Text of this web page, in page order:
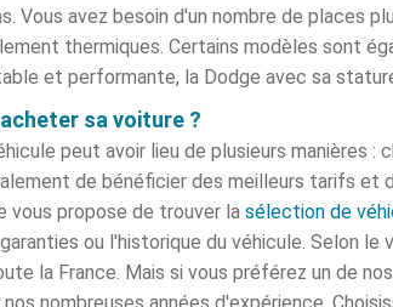
Vous avez besoin d'un nombre de places
thermiques. Certains modèles sont
et performante, la Dodge avec sa
sa voiture ?
peut avoir lieu de plusieurs manières
de bénéficier des meilleurs tarifs et
vous propose de trouver la sélection de
ou l'historique du véhicule. Selon
la France. Mais si vous préférez un de